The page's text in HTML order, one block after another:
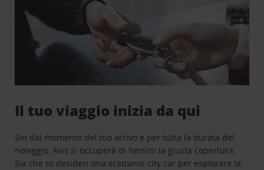
Il tuo viaggio inizia da qui
Sin dal momento del tuo arrivo e per tutta la durata del
noleggio, Avis si occuperà di fornirti la giusta copertura.
Sia che tu desideri una scattante city car per esplorare la